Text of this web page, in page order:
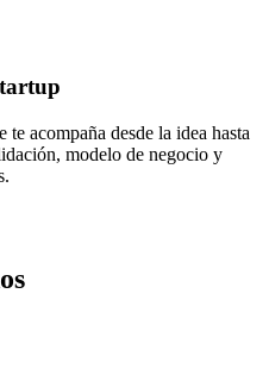
acompaña desde la idea hasta
modelo de negocio y